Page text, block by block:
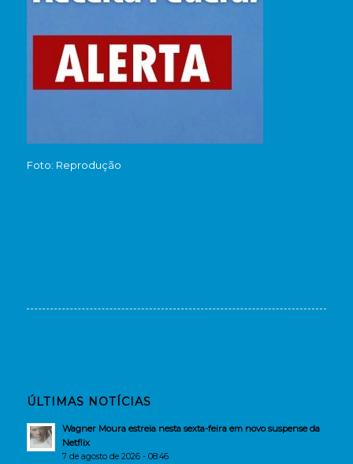
Foto: Reprodução
ÚLTIMAS NOTÍCIAS
Wagner Moura estreia nesta sexta-feira em novo suspense da
Netflix
7 de agosto de 2026 - 08:46